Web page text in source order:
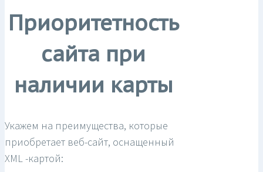
Приоритетность
сайта при
наличии карты
Укажем на преимущества, которые
приобретает веб-сайт, оснащенный
XML -картой: